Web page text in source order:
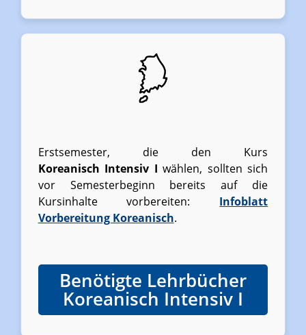
Erstsemester, die den Kurs
Koreanisch Intensiv I wählen, sollten sich
vor Semesterbeginn bereits auf die
Kursinhalte vorbereiten: Infoblatt
Vorbereitung Koreanisch.
Benötigte Lehrbücher
Koreanisch Intensiv I